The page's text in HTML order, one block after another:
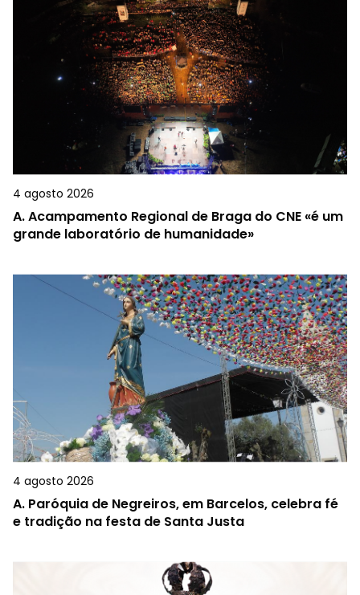
4 agosto 2026
A.Acampamento Regional de Braga do CNE «é um
grande laboratório de humanidade»
4 agosto 2026
A. Paróquia de Negreiros, em Barcelos, celebra fé
e tradição na festa de Santa Justa